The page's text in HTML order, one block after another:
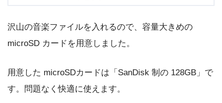
沢山の音楽ファイルを入れるので、容量大きめの
microSD カードを用意しました。
用意した microSDカードは「SanDisk 制の 128GB」で
す。問題なく快適に使えます。